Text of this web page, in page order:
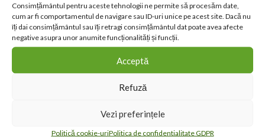
Consimțământul pentru aceste tehnologii ne permite să procesăm date,
cum ar fi comportamentul de navigare sau ID-uri unice pe acest site. Dacă nu
îți dai consimțământul sau îți retragi consimțământul dat poate avea afecte
negative asupra unor anumite funcționalități și funcții.
Acceptă
Refuză
Vezi preferințele
Politică cookie-uriPolitica de confidentialitate GDPR
martie 24, 2026